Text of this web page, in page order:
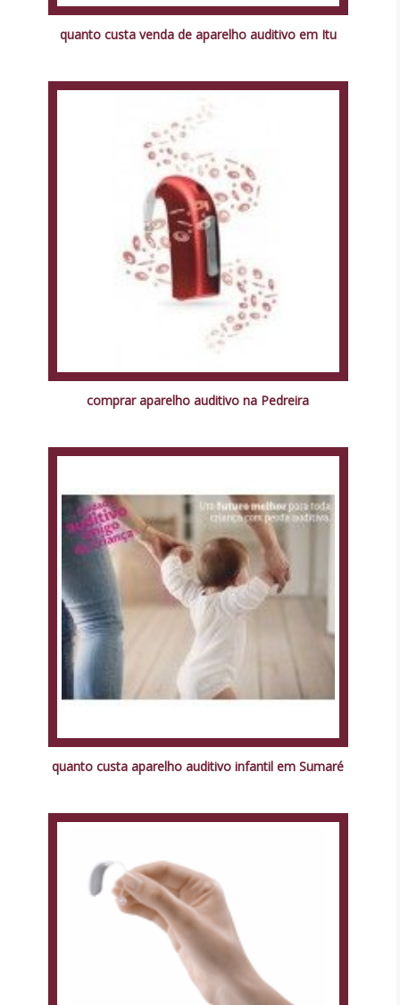
quanto custa venda de aparelho auditivo em Itu
comprar aparelho auditivo na Pedreira
quanto custa aparelho auditivo infantil em Sumaré